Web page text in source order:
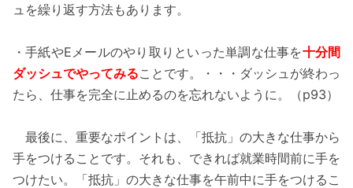
ュを繰り返す方法もあります。
・手紙やEメールのやり取りといった単調な仕事を十分間
ダッシュでやってみることです。・・・ダッシュが終わっ
たら、仕事を完全に止めるのを忘れないように。（p93）
最後に、重要なポイントは、「抵抗」の大きな仕事から
手をつけることです。それも、できれば就業時間前に手を
つけたい。「抵抗」の大きな仕事を午前中に手をつけるこ